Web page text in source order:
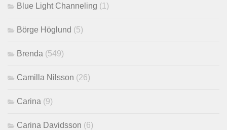
Blue Light Channeling (1)
Börge Höglund (5)
Brenda (549)
Camilla Nilsson (26)
Carina (9)
Carina Davidsson (6)